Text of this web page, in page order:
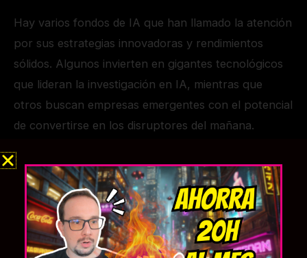
Hay varios fondos de IA que han llamado la atención
por sus estrategias innovadoras y rendimientos
sólidos. Algunos invierten en gigantes tecnológicos
que lideran la investigación en IA, mientras que
otros buscan empresas emergentes con el potencial
de convertirse en los disruptores del mañana.
rendimientos pasados y sus enfoques estratégicos
para tomar decisiones informadas.
Diversificación de cartera: la importancia de incluir
fondos de inteligencia artificial en tu estrategia de